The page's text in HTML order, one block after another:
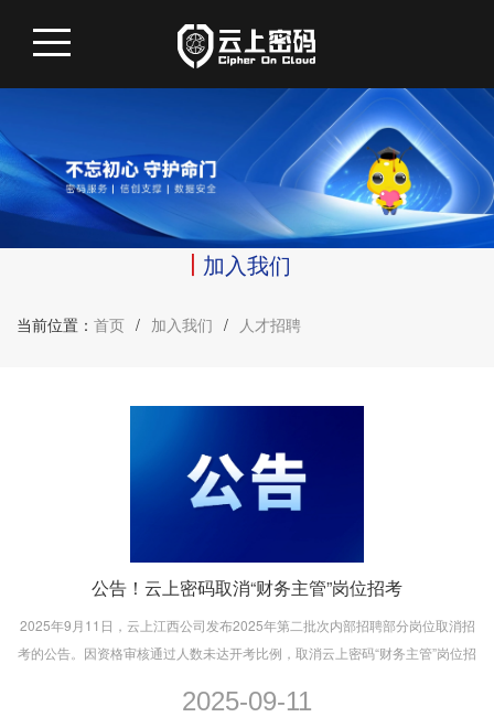
加入我们
当前位置： 首页 / 加入我们 / 人才招聘
公告！云上密码取消“财务主管”岗位招考
2025年9月11日，云上江西公司发布2025年第二批次内部招聘部分岗位取消招
考的公告。因资格审核通过人数未达开考比例，取消云上密码“财务主管”岗位招
2025-09-11